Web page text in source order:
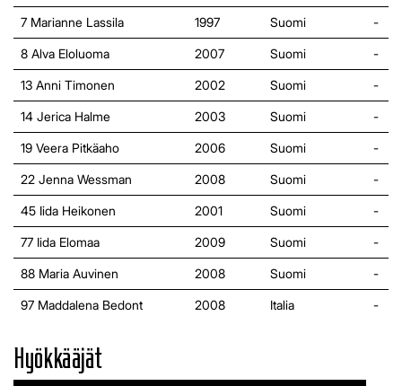
7 Marianne Lassila 1997 Suomi -
8 Alva Eloluoma 2007 Suomi -
13 Anni Timonen 2002 Suomi -
14 Jerica Halme 2003 Suomi -
19 Veera Pitkäaho 2006 Suomi -
22 Jenna Wessman 2008 Suomi -
45 Iida Heikonen 2001 Suomi -
77 Iida Elomaa 2009 Suomi -
88 Maria Auvinen 2008 Suomi -
97 Maddalena Bedont 2008 Italia -
Hyökkääjät